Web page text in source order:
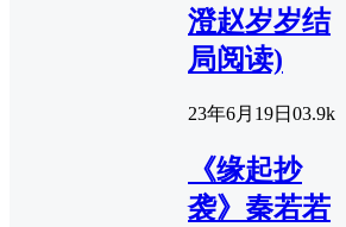
澄赵岁岁结
局阅读)
23年6月19日 03.9k
《缘起抄
袭》秦若若